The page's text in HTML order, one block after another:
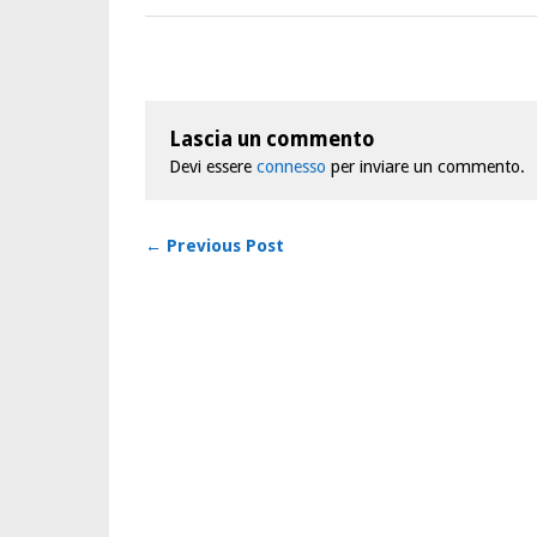
Lascia un commento
Devi essere connesso per inviare un commento.
← Previous Post